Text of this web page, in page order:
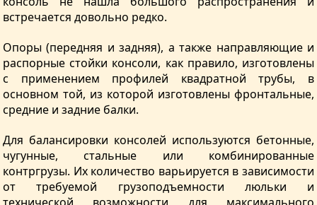
встречается довольно редко.
Опоры (передняя и задняя), а также направляющие и
распорные стойки консоли, как правило, изготовлены
с применением профилей квадратной трубы, в
основном той, из которой изготовлены фронтальные,
средние и задние балки.
Для балансировки консолей используются бетонные,
чугунные, стальные или комбинированные
контргрузы. Их количество варьируется в зависимости
от требуемой грузоподъемности люльки и
технической возможности для максимального